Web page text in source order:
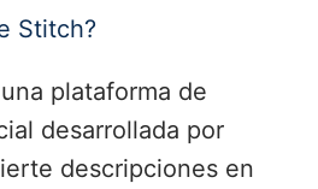
Stitch?
plataforma de
desarrollada por
descripciones en